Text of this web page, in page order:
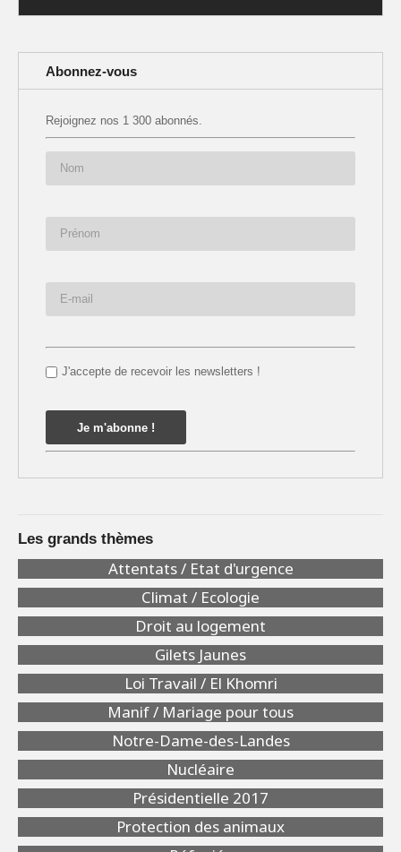
Abonnez-vous
Rejoignez nos 1 300 abonnés.
J'accepte de recevoir les newsletters !
Les grands thèmes
Attentats / Etat d'urgence
Climat / Ecologie
Droit au logement
Gilets Jaunes
Loi Travail / El Khomri
Manif / Mariage pour tous
Notre-Dame-des-Landes
Nucléaire
Présidentielle 2017
Protection des animaux